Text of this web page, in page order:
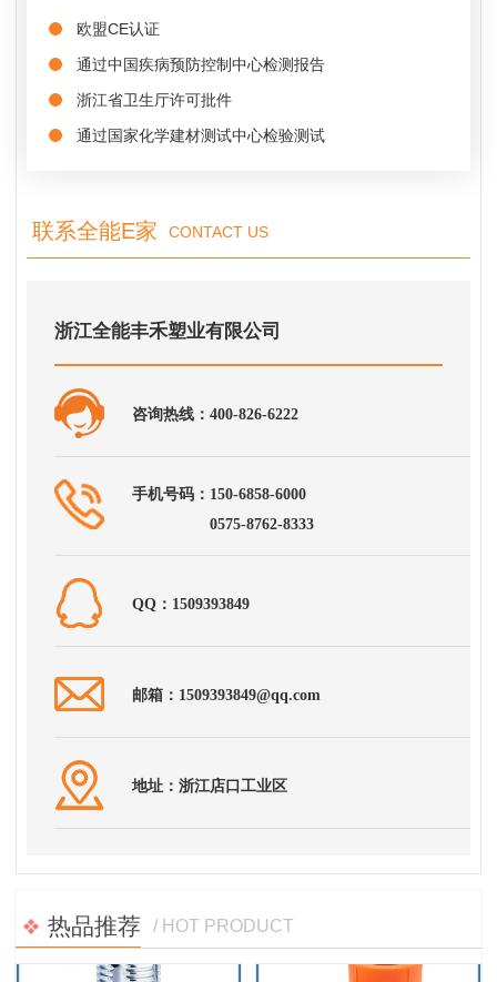
欧盟CE认证
通过中国疾病预防控制中心检测报告
浙江省卫生厅许可批件
通过国家化学建材测试中心检验测试
联系全能E家 CONTACT US
浙江全能丰禾塑业有限公司
咨询热线：400-826-6222
手机号码：150-6858-6000
0575-8762-8333
QQ：1509393849
邮箱：1509393849@qq.com
地址：浙江店口工业区
热品推荐 / HOT PRODUCT